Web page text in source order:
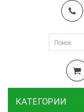
КАТЕГОРИИ